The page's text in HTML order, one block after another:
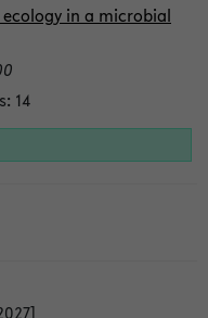
in a microbial
14